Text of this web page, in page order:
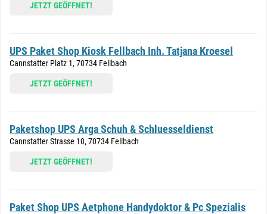
JETZT GEÖFFNET!
UPS Paket Shop Kiosk Fellbach Inh. Tatjana Kroesel
Cannstatter Platz 1, 70734 Fellbach
JETZT GEÖFFNET!
Paketshop UPS Arga Schuh & Schluesseldienst
Cannstatter Strasse 10, 70734 Fellbach
JETZT GEÖFFNET!
Paket Shop UPS Aetphone Handydoktor & Pc Spezialis